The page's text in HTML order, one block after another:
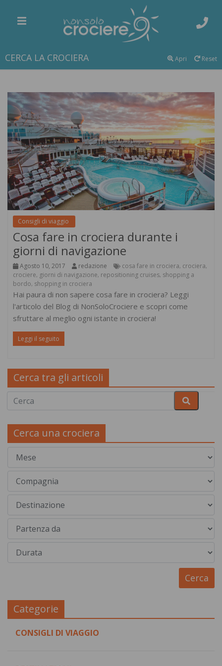
CERCA LA CROCIERA Reset
Apri
Consigli di viaggio
Cosa fare in crociera durante i
giorni di navigazione
Agosto 10, 2017 redazione cosa fare in crociera, crociera,
crociere, giorni di navigazione, repositioning cruises, shopping a
bordo, shopping in crociera
Hai paura di non sapere cosa fare in crociera? Leggi
l'articolo del Blog di NonSoloCrociere e scopri come
sfruttare al meglio ogni istante in crociera!
Leggi il seguito
Cerca tra gli articoli
Cerca una crociera
Categorie
CONSIGLI DI VIAGGIO